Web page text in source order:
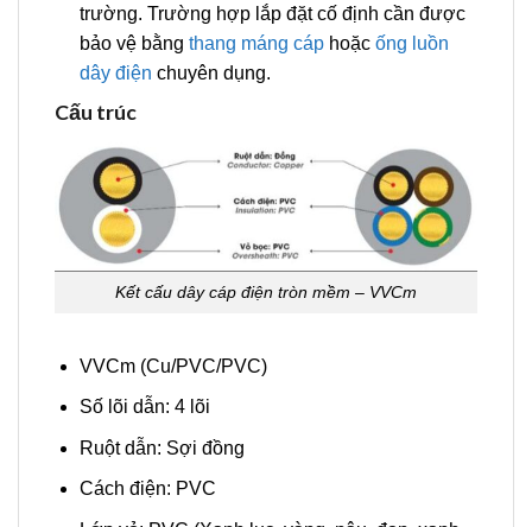
trường. Trường hợp lắp đặt cố định cần được
bảo vệ bằng thang máng cáphoặcống luồn
dây điện chuyên dụng.
Cấu trúc
Kết cấu dây cáp điện tròn mềm – VVCm
VVCm (Cu/PVC/PVC)
Số lõi dẫn: 4 lõi
Ruột dẫn: Sợi đồng
Cách điện: PVC